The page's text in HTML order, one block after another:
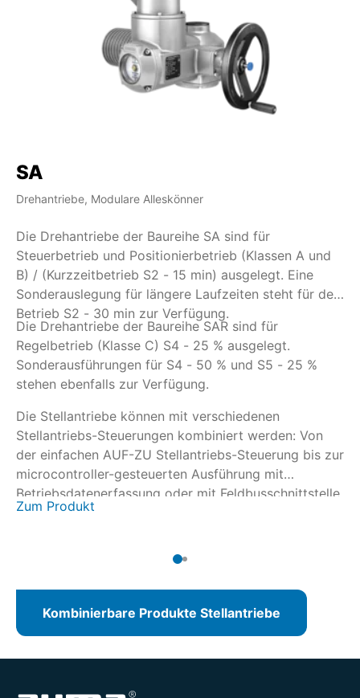
SA
Drehantriebe, Modulare Alleskönner
Die Drehantriebe der Baureihe SA sind für
Steuerbetrieb und Positionierbetrieb (Klassen A und
B) / (Kurzzeitbetrieb S2 - 15 min) ausgelegt. Eine
Sonderauslegung für längere Laufzeiten steht für den
Betrieb S2 - 30 min zur Verfügung.
Die Drehantriebe der Baureihe SAR sind für
Regelbetrieb (Klasse C) S4 - 25 % ausgelegt.
Sonderausführungen für S4 - 50 % und S5 - 25 %
stehen ebenfalls zur Verfügung.
Die Stellantriebe können mit verschiedenen
Stellantriebs-Steuerungen kombiniert werden: Von
der einfachen AUF-ZU Stellantriebs-Steuerung bis zur
microcontroller-gesteuerten Ausführung mit
Betriebsdatenerfassung oder mit Feldbusschnittstelle.
Zum Produkt
Kombinierbare Produkte Stellantriebe